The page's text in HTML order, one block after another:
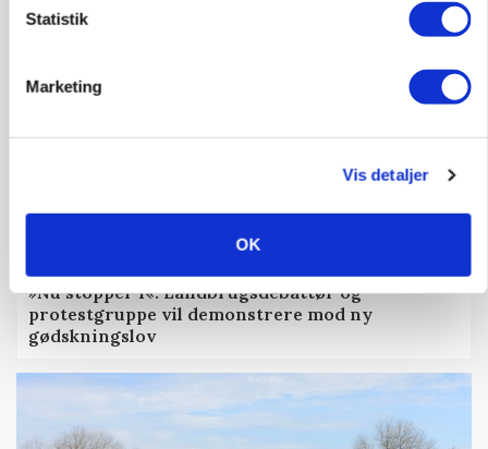
Statistik
Marketing
Vis detaljer
OK
»Nu stopper I«: Landbrugsdebattør og
protestgruppe vil demonstrere mod ny
gødskningslov